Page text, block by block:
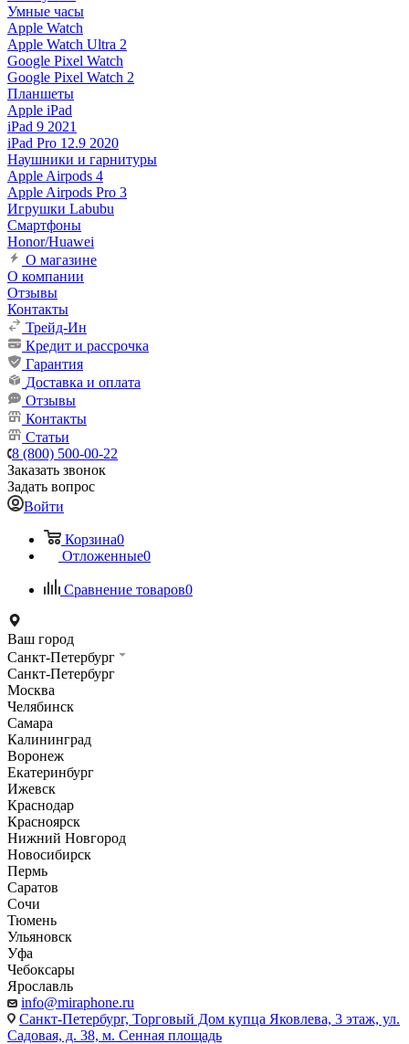
Умные часы
Apple Watch
Apple Watch Ultra 2
Google Pixel Watch
Google Pixel Watch 2
Планшеты
Apple iPad
iPad 9 2021
iPad Pro 12.9 2020
Наушники и гарнитуры
Apple Airpods 4
Apple Airpods Pro 3
Игрушки Labubu
Смартфоны
Honor/Huawei
О магазине
О компании
Отзывы
Контакты
Трейд-Ин
Кредит и рассрочка
Гарантия
Доставка и оплата
Отзывы
Контакты
Статьи
8 (800) 500-00-22
Заказать звонок
Задать вопрос
Войти
Корзина0
Отложенные0
Сравнение товаров0
Ваш город
Санкт-Петербург
Санкт-Петербург
Москва
Челябинск
Самара
Калининград
Воронеж
Екатеринбург
Ижевск
Краснодар
Красноярск
Нижний Новгород
Новосибирск
Пермь
Саратов
Сочи
Тюмень
Ульяновск
Уфа
Чебоксары
Ярославль
info@miraphone.ru
Санкт-Петербург, Торговый Дом купца Яковлева, 3 этаж, ул.
Садовая, д. 38, м. Сенная площадь